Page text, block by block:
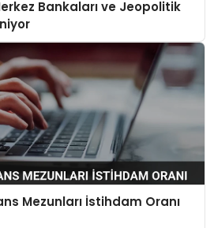
Bankaları ve Jeopolitik
Mezunları İstihdam Oranı